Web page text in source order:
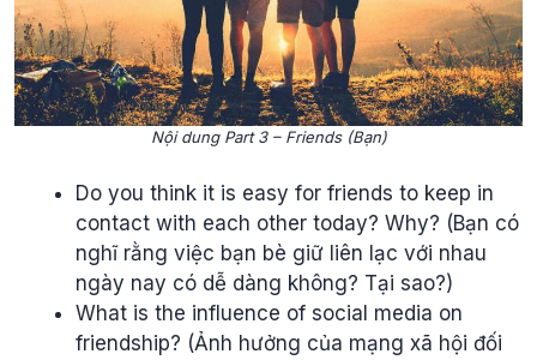
Nội dung Part 3 – Friends (Bạn)
Do you think it is easy for friends to keep in
contact with each other today? Why? (Bạn có
nghĩ rằng việc bạn bè giữ liên lạc với nhau
ngày nay có dễ dàng không? Tại sao?)
What is the influence of social media on
friendship? (Ảnh hưởng của mạng xã hội đối